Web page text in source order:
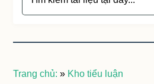
Trang chủ: » Kho tiểu luận